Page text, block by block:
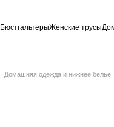
БюстгальтерыЖенские трусы
Домашняя одежда и нижнее белье